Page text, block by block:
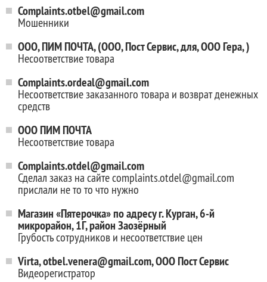
Complaints.otbel@gmail.com
Мошенники
ООО, ПИМ ПОЧТА, (ООО, Пост Сервис, для, ООО Гера, )
Несоответствие товара
Complaints.ordeal@gmail.com
Несоответствие заказанного товара и возврат денежных
средств
ООО ПИМ ПОЧТА
Несоответствие товара
Complaints.otdel@gmail.com
Сделал заказ на сайте complaints.otdel@gmail.com
прислали не то то что нужно
Магазин «Пятерочка» по адресу г. Курган, 6-й
микрорайон, 1Г, район Заозёрный
Грубость сотрудников и несоответствие цен
Virta, otbel.venera@gmail.com, ООО Пост Сервис
Видеорегистратор